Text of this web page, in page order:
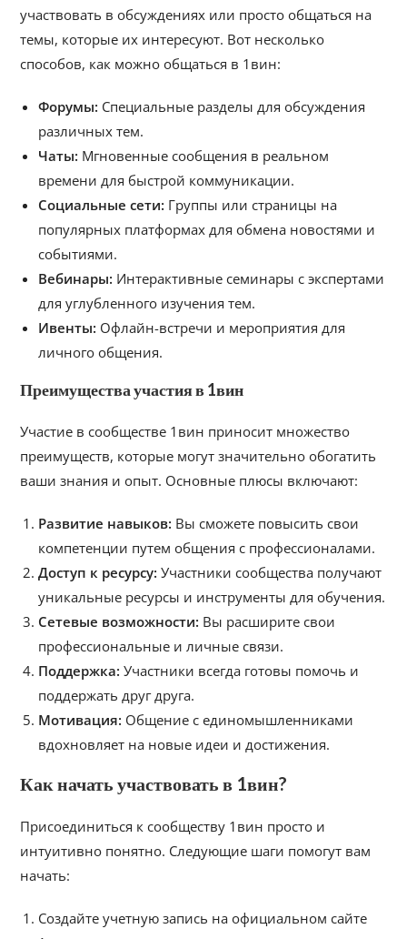
участвовать в обсуждениях или просто общаться на
темы, которые их интересуют. Вот несколько
способов, как можно общаться в 1вин:
Форумы: Специальные разделы для обсуждения
различных тем.
Чаты: Мгновенные сообщения в реальном
времени для быстрой коммуникации.
Социальные сети: Группы или страницы на
популярных платформах для обмена новостями и
событиями.
Вебинары: Интерактивные семинары с экспертами
для углубленного изучения тем.
Ивенты: Офлайн-встречи и мероприятия для
личного общения.
Преимущества участия в 1вин
Участие в сообществе 1вин приносит множество
преимуществ, которые могут значительно обогатить
ваши знания и опыт. Основные плюсы включают:
Развитие навыков: Вы сможете повысить свои
компетенции путем общения с профессионалами.
Доступ к ресурсу: Участники сообщества получают
уникальные ресурсы и инструменты для обучения.
Сетевые возможности: Вы расширите свои
профессиональные и личные связи.
Поддержка: Участники всегда готовы помочь и
поддержать друг друга.
Мотивация: Общение с единомышленниками
вдохновляет на новые идеи и достижения.
Как начать участвовать в 1вин?
Присоединиться к сообществу 1вин просто и
интуитивно понятно. Следующие шаги помогут вам
начать:
Создайте учетную запись на официальном сайте